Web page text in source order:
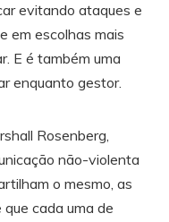
evitando ataques e
em escolhas mais
E é também uma
enquanto gestor.
Rosenberg,
não-violenta
o mesmo, as
cada uma de